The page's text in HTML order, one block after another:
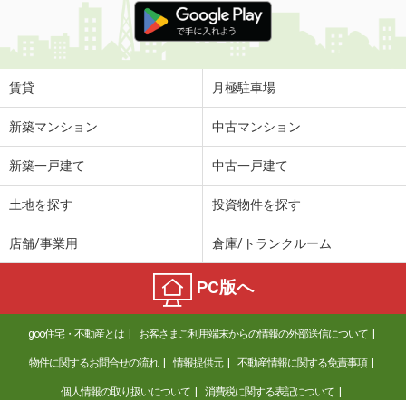
賃貸 月極駐車場
新築マンション 中古マンション
新築一戸建て 中古一戸建て
土地を探す 投資物件を探す
店舗/事業用 倉庫/トランクルーム
PC版へ
goo住宅・不動産とは お客さまご利用端末からの情報の外部送信について
物件に関するお問合せの流れ 情報提供元 不動産情報に関する免責事項
個人情報の取り扱いについて 消費税に関する表記について